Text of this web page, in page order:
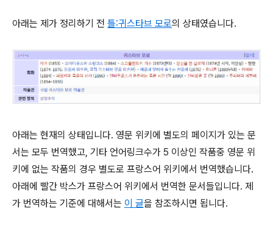
아래는 제가 정리하기 전 틀:귀스타브 모로의 상태였습니다.
아래는 현재의 상태입니다. 영문 위키에 별도의 페이지가 있는 문
서는 모두 번역했고, 기타 언어링크수가 5 이상인 작품중 영문 위
키에 없는 작품의 경우 별도로 프랑스어 위키에서 번역했습니다.
아래에 빨간 박스가 프랑스어 위키에서 번역한 문서들입니다. 제
가 번역하는 기준에 대해서는 이 글을 참조하시면 됩니다.